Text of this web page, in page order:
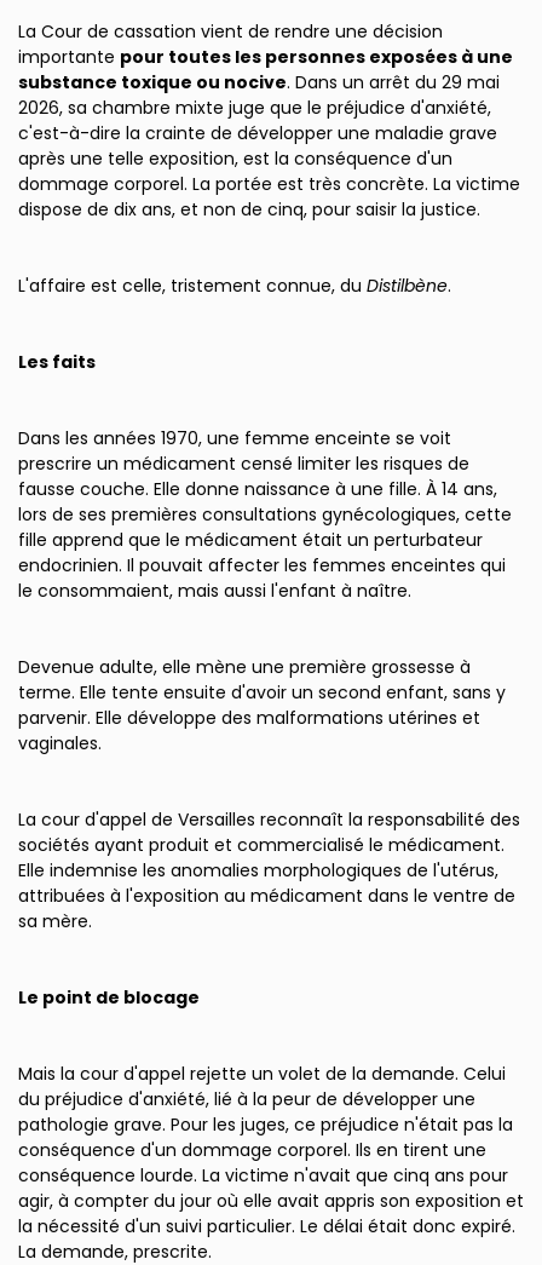
La Cour de cassation vient de rendre une décision
importante pour toutes les personnes exposées à une
substance toxique ou nocive. Dans un arrêt du 29 mai
2026, sa chambre mixte juge que le préjudice d'anxiété,
c'est-à-dire la crainte de développer une maladie grave
après une telle exposition, est la conséquence d'un
dommage corporel. La portée est très concrète. La victime
dispose de dix ans, et non de cinq, pour saisir la justice.
L'affaire est celle, tristement connue, du Distilbène.
Les faits
Dans les années 1970, une femme enceinte se voit
prescrire un médicament censé limiter les risques de
fausse couche. Elle donne naissance à une fille. À 14 ans,
lors de ses premières consultations gynécologiques, cette
fille apprend que le médicament était un perturbateur
endocrinien. Il pouvait affecter les femmes enceintes qui
le consommaient, mais aussi l'enfant à naître.
Devenue adulte, elle mène une première grossesse à
terme. Elle tente ensuite d'avoir un second enfant, sans y
parvenir. Elle développe des malformations utérines et
vaginales.
La cour d'appel de Versailles reconnaît la responsabilité des
sociétés ayant produit et commercialisé le médicament.
Elle indemnise les anomalies morphologiques de l'utérus,
attribuées à l'exposition au médicament dans le ventre de
sa mère.
Le point de blocage
Mais la cour d'appel rejette un volet de la demande. Celui
du préjudice d'anxiété, lié à la peur de développer une
pathologie grave. Pour les juges, ce préjudice n'était pas la
conséquence d'un dommage corporel. Ils en tirent une
conséquence lourde. La victime n'avait que cinq ans pour
agir, à compter du jour où elle avait appris son exposition et
la nécessité d'un suivi particulier. Le délai était donc expiré.
La demande, prescrite.